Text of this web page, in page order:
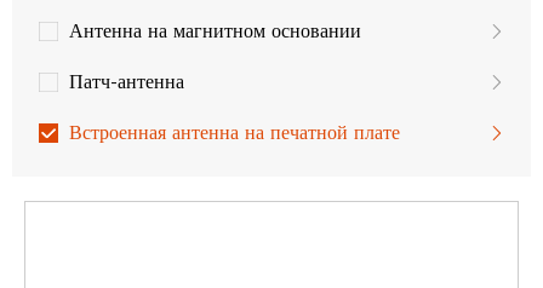
Антенна на магнитном основании
Патч-антенна
Встроенная антенна на печатной плате